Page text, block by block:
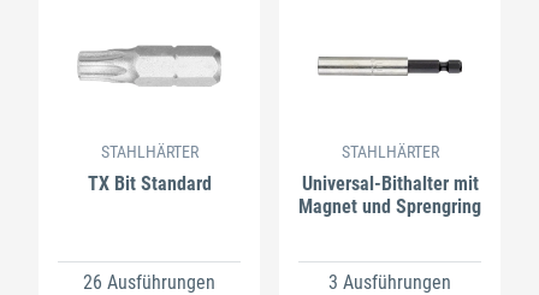
STAHLHÄRTER
TX Bit Standard
26 Ausführungen
STAHLHÄRTER
Universal-Bithalter mit
Magnet und Sprengring
3 Ausführungen